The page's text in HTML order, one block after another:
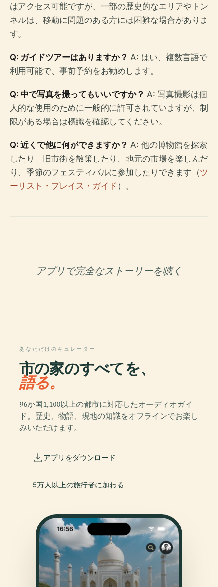
はアクセス可能ですが、一部の歴史的なエリアやトン
ネルは、移動に問題のある方には困難な場合がありま
す。
Q: ガイドツアーはありますか？ A: はい、複数言語で
利用可能で、事前予約をお勧めします。
Q: 中で写真を撮ってもいいですか？ A: 写真撮影は個
人的な使用のために一般的に許可されていますが、制
限がある場合は標識を確認してください。
Q: 近くで他に何ができますか？ A: 他の博物館を探索
したり、旧市街を散策したり、地元の市場を楽しんだ
り、季節のフェスティバルに参加したりできます（ツ
ーリスト・プレイス・ガイド ）。
アプリで完全なストーリーを聴く
あなただけのキュレーター
市の家のすべてを、
語る。
96か国1,100以上の都市に対応したオーディオガイ
ド。歴史、物語、現地の知識をオフラインでお楽し
みいただけます。
アプリをダウンロード
5万人以上の旅行者に加わる